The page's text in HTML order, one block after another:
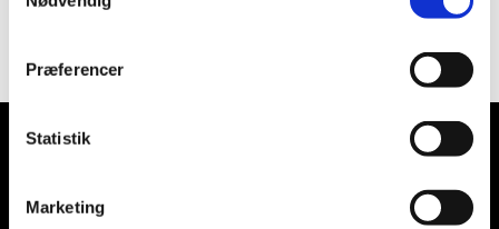
Præferencer
Statistik
Marketing
Du vil måske også kunne lide...